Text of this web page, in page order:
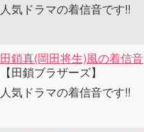
人気ドラマの着信音です!!
田鎖真(岡田将生)風の着信音
【田鎖ブラザーズ】
人気ドラマの着信音です!!